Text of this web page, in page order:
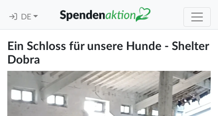
DE
Ein Schloss für unsere Hunde - Shelter
Dobra